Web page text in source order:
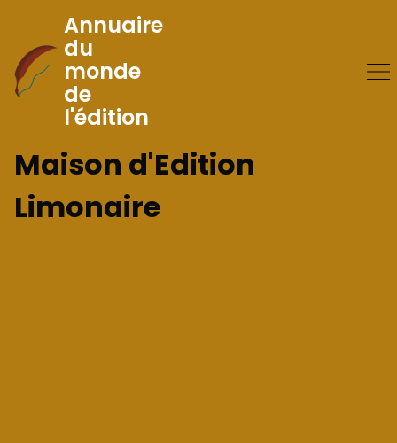
Skip
to
Content
Annuaire
du
monde
de
l'édition
Maison d'Edition
Limonaire